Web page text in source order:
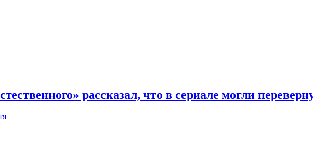
рассказал, что в сериале могли